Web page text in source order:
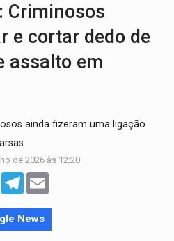
Criminosos
e cortar dedo de
assalto em
ainda fizeram uma ligação
de 2026 às 12:20
TwitterTelegram
News